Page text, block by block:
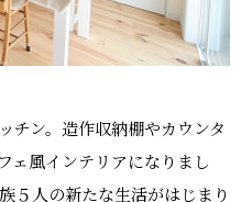
チン。造作収納棚やカウンタ
ェ風インテリアになりまし
５人の新たな生活がはじまり